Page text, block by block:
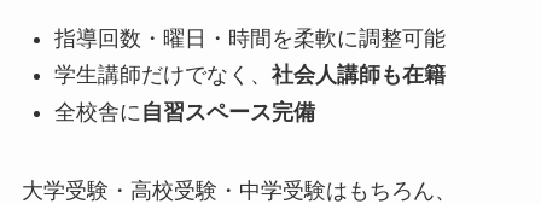
指導回数・曜日・時間を柔軟に調整可能
学生講師だけでなく、 社会人講師も在籍
全校舎に 自習スペース完備
大学受験・高校受験・中学受験はもちろん、